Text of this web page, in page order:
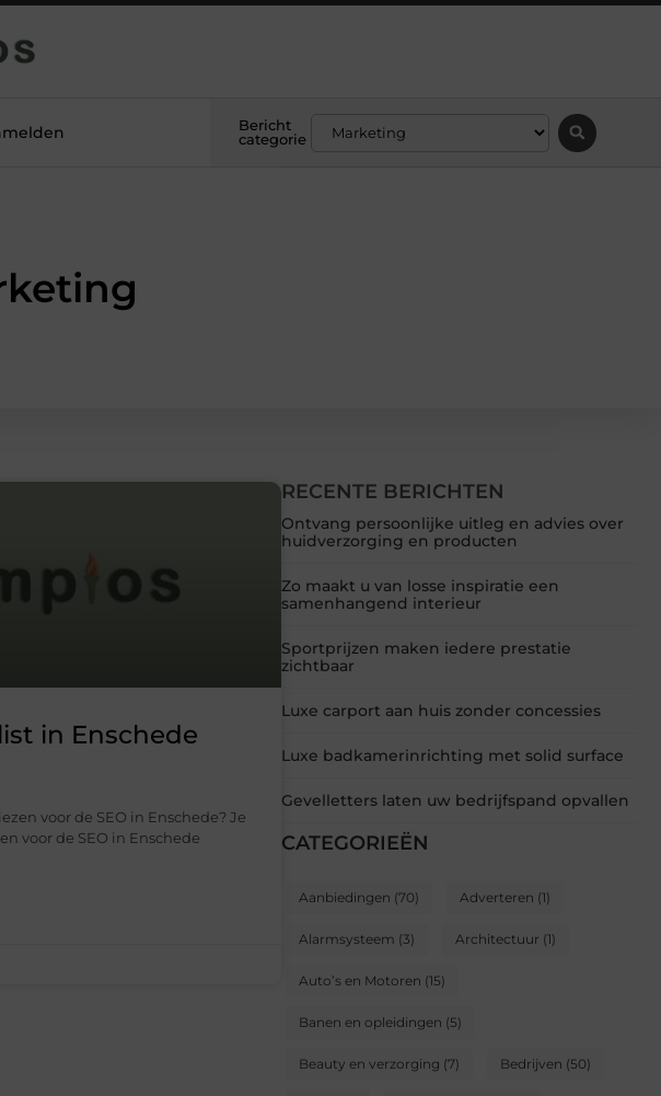
Bericht
categorie
RECENTE BERICHTEN
Ontvang persoonlijke uitleg en advies over
huidverzorging en producten
Zo maakt u van losse inspiratie een
samenhangend interieur
Sportprijzen maken iedere prestatie
zichtbaar
Luxe carport aan huis zonder concessies
Luxe badkamerinrichting met solid surface
Gevelletters laten uw bedrijfspand opvallen
CATEGORIEËN
Aanbiedingen (70) Adverteren (1)
Alarmsysteem (3) Architectuur (1)
Auto’s en Motoren (15)
Banen en opleidingen (5)
Beauty en verzorging (7) Bedrijven (50)
in Enschede
voor de SEO in Enschede? Je
voor de SEO in Enschede